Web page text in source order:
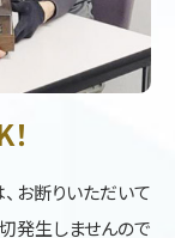
お断りいただいて
発生しませんので